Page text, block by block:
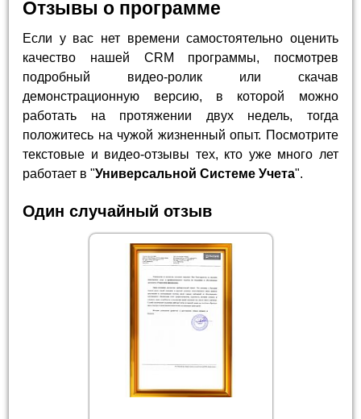
Отзывы о программе
Если у вас нет времени самостоятельно оценить
качество нашей CRM программы, посмотрев
подробный видео-ролик или скачав
демонстрационную версию, в которой можно
работать на протяжении двух недель, тогда
положитесь на чужой жизненный опыт. Посмотрите
текстовые и видео-отзывы тех, кто уже много лет
работает в "Универсальной Системе Учета".
Один случайный отзыв